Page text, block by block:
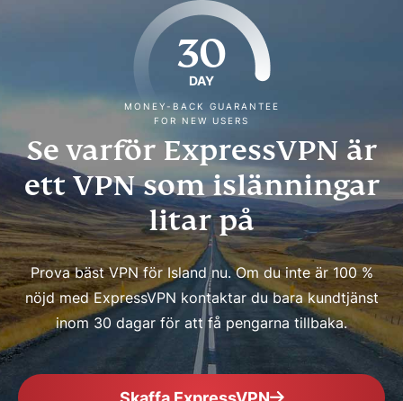
30
DAY
MONEY-BACK GUARANTEE
FOR NEW USERS
Se varför ExpressVPN är
ett VPN som islänningar
litar på
Prova bäst VPN för Island nu. Om du inte är 100 %
nöjd med ExpressVPN kontaktar du bara kundtjänst
inom 30 dagar för att få pengarna tillbaka.